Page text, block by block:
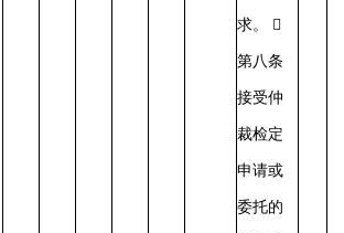
求。 
第八条
接受仲
裁检定
申请或
委托的